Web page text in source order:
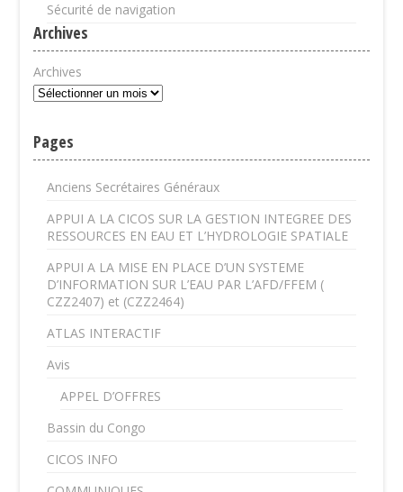
Sécurité de navigation
Archives
Archives
Pages
Anciens Secrétaires Généraux
APPUI A LA CICOS SUR LA GESTION INTEGREE DES
RESSOURCES EN EAU ET L’HYDROLOGIE SPATIALE
APPUI A LA MISE EN PLACE D’UN SYSTEME
D’INFORMATION SUR L’EAU PAR L’AFD/FFEM (
CZZ2407) et (CZZ2464)
ATLAS INTERACTIF
Avis
APPEL D’OFFRES
Bassin du Congo
CICOS INFO